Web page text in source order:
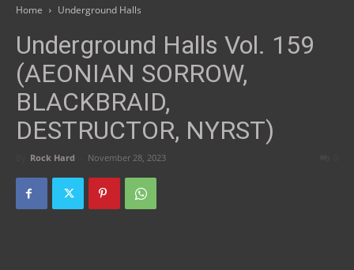
Home Underground Halls
Underground Halls Vol. 159
(AEONIAN SORROW,
BLACKBRAID,
DESTRUCTOR, NYRST)
Rock Hard November 28, 2023